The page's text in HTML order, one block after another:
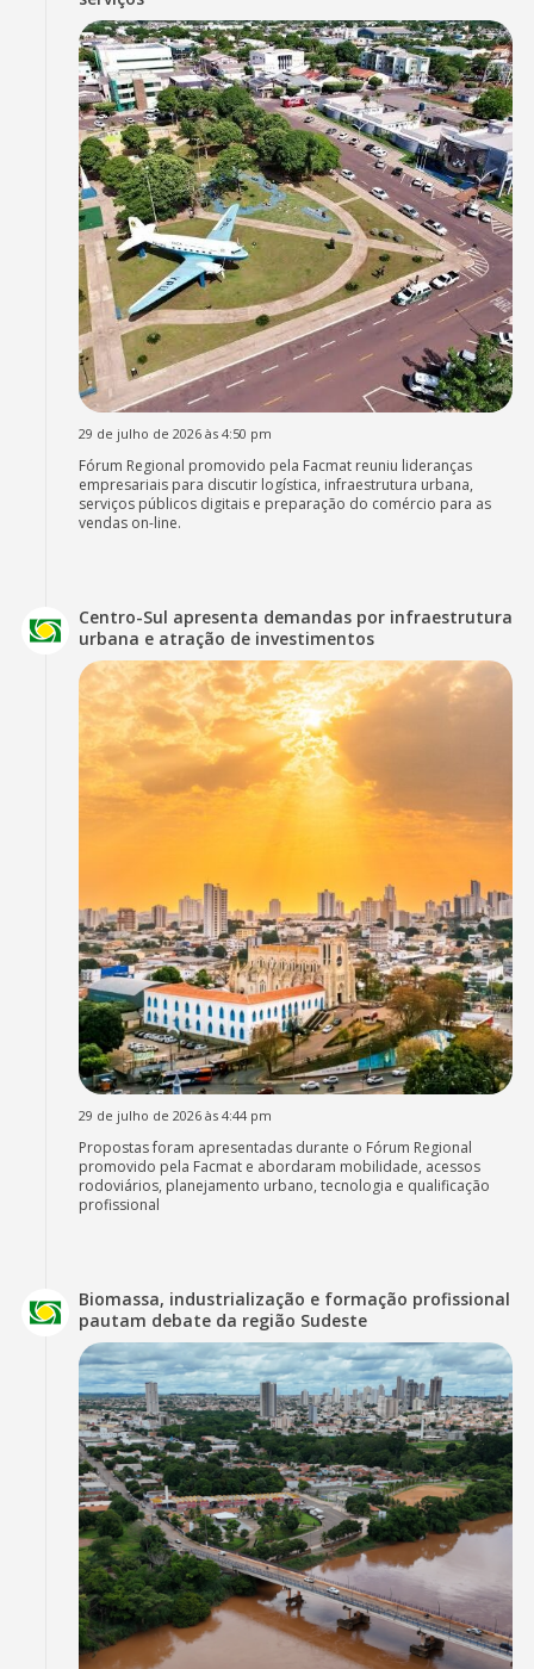
29 de julho de 2026 às 4:50 pm
Fórum Regional promovido pela Facmat reuniu lideranças
empresariais para discutir logística, infraestrutura urbana,
serviços públicos digitais e preparação do comércio para as
vendas on-line.
Centro-Sul apresenta demandas por infraestrutura
urbana e atração de investimentos
29 de julho de 2026 às 4:44 pm
Propostas foram apresentadas durante o Fórum Regional
promovido pela Facmat e abordaram mobilidade, acessos
rodoviários, planejamento urbano, tecnologia e qualificação
profissional
Biomassa, industrialização e formação profissional
pautam debate da região Sudeste